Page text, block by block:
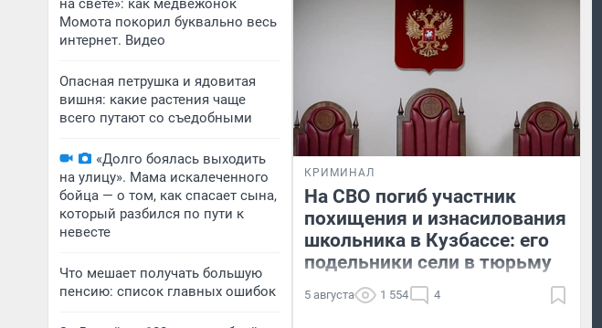
на свете»: как медвежонок
Момота покорил буквально весь
интернет. Видео
Опасная петрушка и ядовитая
вишня: какие растения чаще
всего путают со съедобными
«Долго боялась выходить
на улицу». Мама искалеченного
бойца — о том, как спасает сына,
который разбился по пути к
невесте
Что мешает получать большую
пенсию: список главных ошибок
КРИМИНАЛ
На СВО погиб участник
похищения и изнасилования
школьника в Кузбассе: его
подельники сели в тюрьму
5 августа 1 554 4